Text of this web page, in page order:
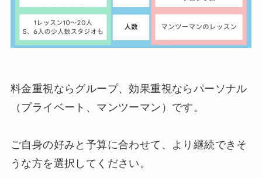
料金重視ならグループ、効果重視ならパーソナル
（プライベート、マンツーマン）です。
ご自身の好みと予算に合わせて、より継続できそ
うな方を選択してください。